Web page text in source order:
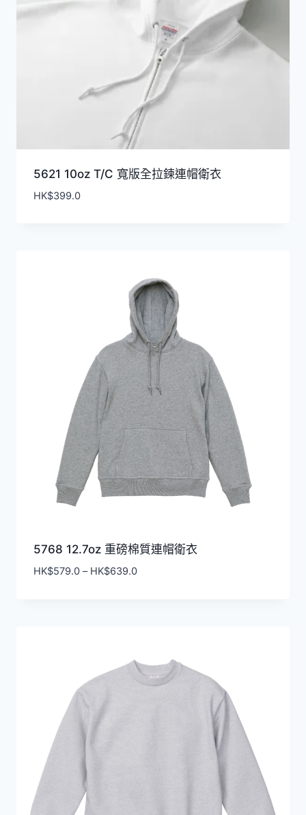
5621 10oz T/C 寬版全拉鍊連帽​衛衣
HK$399.0
5768 12.7oz 重磅棉質連帽衛衣
HK$579.0 – HK$639.0價
HK$639.0